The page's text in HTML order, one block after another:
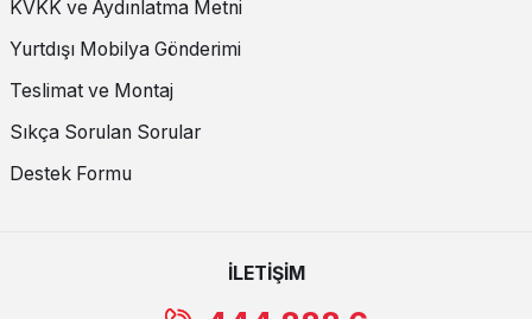
KVKK ve Aydınlatma Metni
Yurtdışı Mobilya Gönderimi
Teslimat ve Montaj
Sıkça Sorulan Sorular
Destek Formu
İLETİŞİM